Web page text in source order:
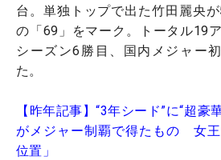
台。単独トップで出た竹田麗央
の「69」をマーク。トータル19
シーズン6勝目、国内メジャー
た。
【昨年記事】“3年シード”に“超
がメジャー制覇で得たもの 女
位置」